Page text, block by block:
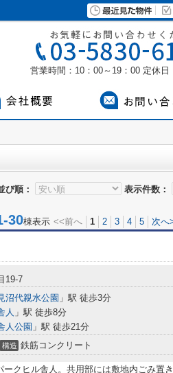
営業時間：10：00～19：00 定休日
び順： 表示件数：
30棟表示 <<前へ 1 2 3 4 5 次へ
19-7
沼代親水公園 」駅 徒歩3分
人 」駅 徒歩8分
人公園 」駅 徒歩21分
構造 鉄筋コンクリート
ークヒル舎人。共用部には敷地内ごみ置